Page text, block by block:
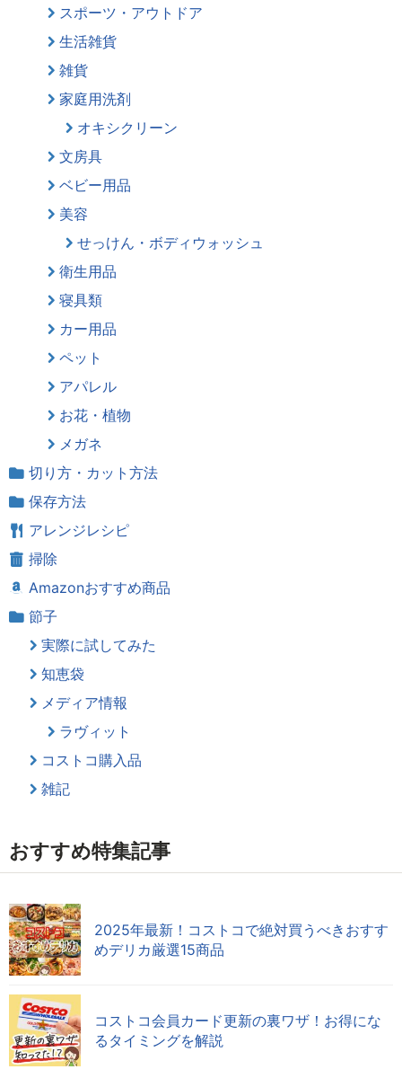
スポーツ・アウトドア
生活雑貨
雑貨
家庭用洗剤
オキシクリーン
文房具
ベビー用品
美容
せっけん・ボディウォッシュ
衛生用品
寝具類
カー用品
ペット
アパレル
お花・植物
メガネ
切り方・カット方法
保存方法
アレンジレシピ
掃除
Amazonおすすめ商品
節子
実際に試してみた
知恵袋
メディア情報
ラヴィット
コストコ購入品
雑記
おすすめ特集記事
2025年最新！コストコで絶対買うべきおすす
めデリカ厳選15商品
コストコ会員カード更新の裏ワザ！お得にな
るタイミングを解説